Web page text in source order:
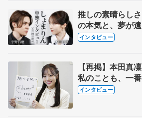
推しの素晴らし
の本気と、夢が
田真凜の覚悟
インタビュー
【再掲】本田真
私のことも、一
退時の単独イン
インタビュー